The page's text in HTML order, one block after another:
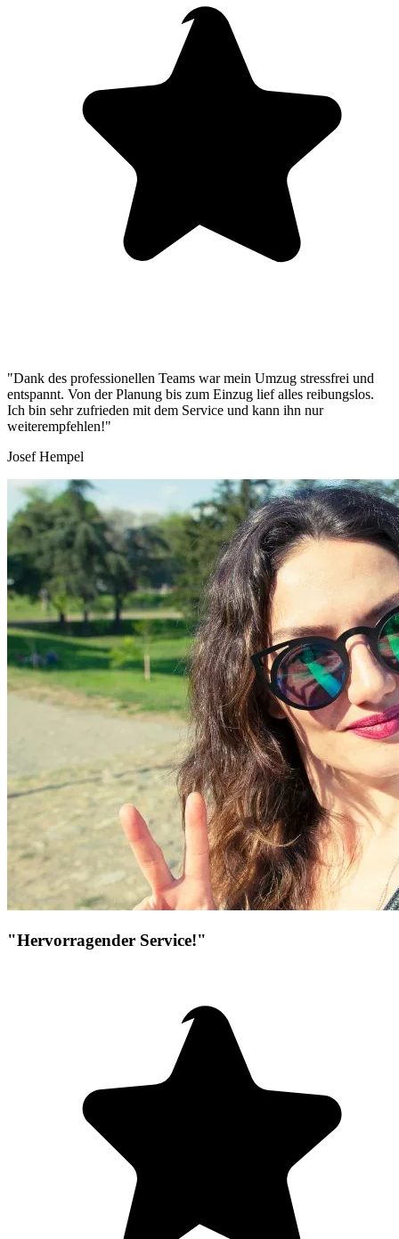
"Dank des professionellen Teams war mein Umzug stressfrei und
entspannt. Von der Planung bis zum Einzug lief alles reibungslos.
Ich bin sehr zufrieden mit dem Service und kann ihn nur
weiterempfehlen!"
Josef Hempel
"Hervorragender Service!"